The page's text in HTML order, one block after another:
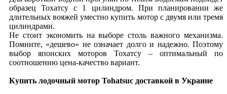
образец Тохатсу с 1 цилиндром. При планировании же
длительных вояжей уместно купить мотор с двумя или тремя
цилиндрами.
Не стоит экономить на выборе столь важного механизма.
Помните, «дешево» не означает долго и надежно. Поэтому
выбор японских моторов Тохатсу – оптимальный по
соотношению цена-качество вариант.
Купить лодочный мотор Tohatsuс доставкой в Украине